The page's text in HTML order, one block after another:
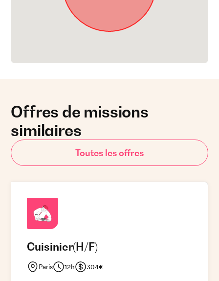
Offres de missions
similaires
Toutes les offres
Cuisinier(H/F)
Paris 12h 304€